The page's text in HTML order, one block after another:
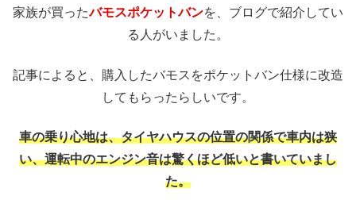
家族が買ったバモスポケットバンを、ブログで紹介してい
る人がいました。
記事によると、購入したバモスをポケットバン仕様に改造
してもらったらしいです。
車の乗り心地は、タイヤハウスの位置の関係で車内は狭
い、運転中のエンジン音は驚くほど低いと書いていまし
た。